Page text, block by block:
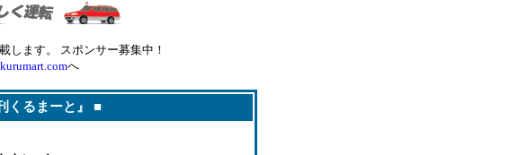
ます。 スポンサー募集中！
へ
くるまーと』 ■